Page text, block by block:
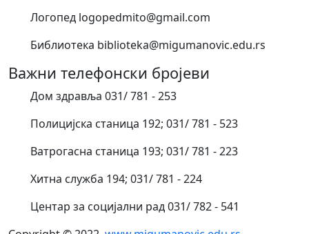
Логопед logopedmito@gmail.com
Библиотека biblioteka@migumanovic.edu.rs
Важни телефонски бројеви
Дом здравља 031/ 781 - 253
Полицијска станица 192; 031/ 781 - 523
Ватрогасна станица 193; 031/ 781 - 223
Хитна служба 194; 031/ 781 - 224
Центар за социјални рад 031/ 782 - 541